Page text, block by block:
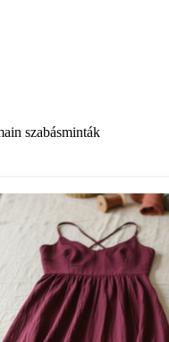
szabásminták